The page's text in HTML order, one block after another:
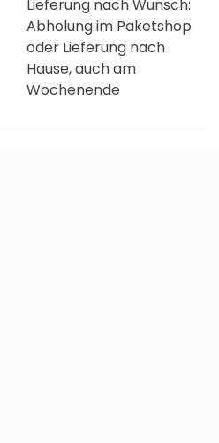
Lieferung nach Wunsch:
Abholung im Paketshop
oder Lieferung nach
Hause, auch am
Wochenende